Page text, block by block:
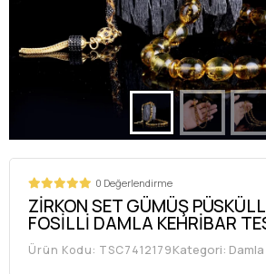
0 Değerlendirme
ZİRKON SET GÜMÜŞ
FOSİLLİ DAMLA KEHRİBAR
Ürün Kodu: TSC7412179Kategori: